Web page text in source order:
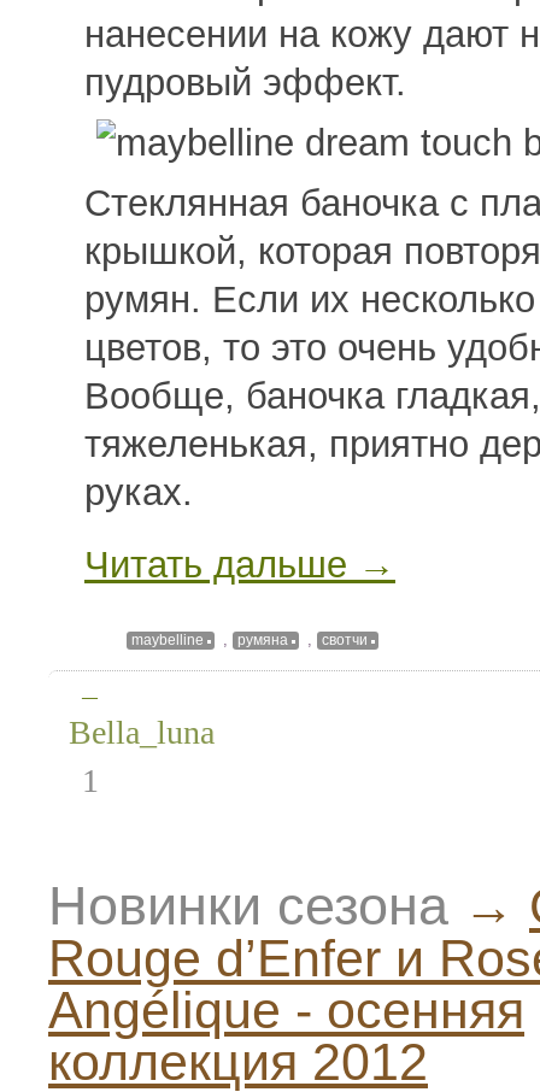
нанесении на кожу дают
пудровый эффект.
Стеклянная баночка с
крышкой, которая
румян. Если их
цветов, то это очень
Вообще, баночка гладкая,
тяжеленькая, приятно
руках.
Читать дальше →
maybelline , румяна , свотчи
—
Bella_luna
1
Новинки сезона →
Rouge d’Enfer и
Angélique - осенняя
коллекция 2012